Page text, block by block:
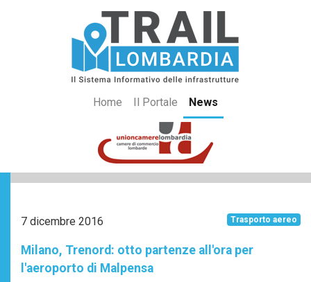
Home Il Portale News
7 dicembre 2016 Trasporto aereo
Milano, Trenord: otto partenze all'ora per
l'aeroporto di Malpensa